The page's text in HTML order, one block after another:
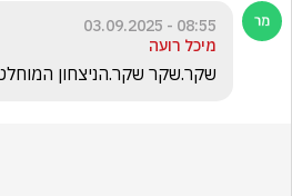
08:55 - 03.09.2025
מיכל רועה
שקר.שקר שקר.הניצחון